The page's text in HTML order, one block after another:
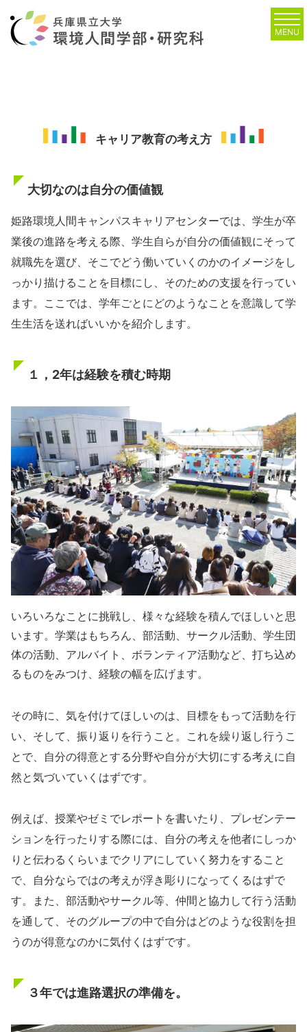
MENU
キャリア教育の考え方
大切なのは自分の価値観
姫路環境人間キャンパスキャリアセンターでは、学生が卒
業後の進路を考える際、学生自らが自分の価値観にそって
就職先を選び、そこでどう働いていくのかのイメージをし
っかり描けることを目標にし、そのための支援を行ってい
ます。ここでは、学年ごとにどのようなことを意識して学
生生活を送ればいいかを紹介します。
１，2年は経験を積む時期
いろいろなことに挑戦し、様々な経験を積んでほしいと思
います。学業はもちろん、部活動、サークル活動、学生団
体の活動、アルバイト、ボランティア活動など、打ち込め
るものをみつけ、経験の幅を広げます。
その時に、気を付けてほしいのは、目標をもって活動を行
い、そして、振り返りを行うこと。これを繰り返し行うこ
とで、自分の得意とする分野や自分が大切にする考えに自
然と気づいていくはずです。
例えば、授業やゼミでレポートを書いたり、プレゼンテー
ションを行ったりする際には、自分の考えを他者にしっか
りと伝わるくらいまでクリアにしていく努力をすること
で、自分ならではの考えが浮き彫りになってくるはずで
す。また、部活動やサークル等、仲間と協力して行う活動
を通して、そのグループの中で自分はどのような役割を担
うのが得意なのかに気付くはずです。
３年では進路選択の準備を。